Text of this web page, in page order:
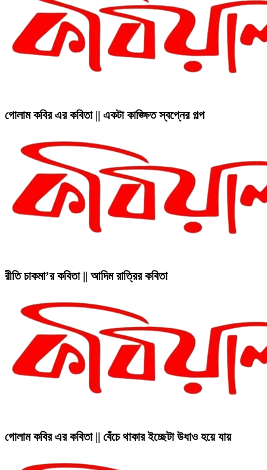
গোলাম কবির এর কবিতা || একটা কাঙ্ক্ষিত স্বপ্নের গল্প
রীতি চাকমা’র কবিতা || আদিম রাত্রির কবিতা
গোলাম কবির এর কবিতা || বেঁচে থাকার ইচ্ছেটা উধাও হয়ে যায়